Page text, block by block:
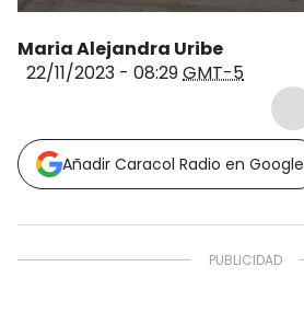
Maria Alejandra Uribe
22/11/2023 - 08:29GMT-5
Añadir Caracol Radio en Google